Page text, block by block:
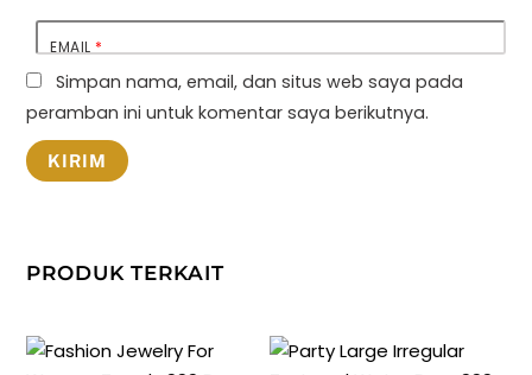
EMAIL *
Simpan nama, email, dan situs web saya pada
peramban ini untuk komentar saya berikutnya.
PRODUK TERKAIT